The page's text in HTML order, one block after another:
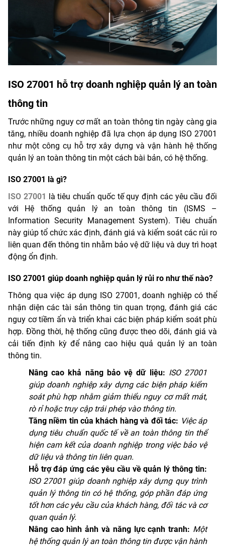
ISO 27001 hỗ trợ doanh nghiệp quản lý an toàn
thông tin
Trước những nguy cơ mất an toàn thông tin ngày càng gia
tăng, nhiều doanh nghiệp đã lựa chọn áp dụng ISO 27001
như một công cụ hỗ trợ xây dựng và vận hành hệ thống
quản lý an toàn thông tin một cách bài bản, có hệ thống.
ISO 27001 là gì?
ISO 27001
là tiêu chuẩn quốc tế quy định các yêu cầu đối
với Hệ thống quản lý an toàn thông tin (ISMS –
Information Security Management System). Tiêu chuẩn
này giúp tổ chức xác định, đánh giá và kiểm soát các rủi ro
liên quan đến thông tin nhằm bảo vệ dữ liệu và duy trì hoạt
động ổn định.
ISO 27001 giúp doanh nghiệp quản lý rủi ro như thế nào?
Thông qua việc áp dụng ISO 27001, doanh nghiệp có thể
nhận diện các tài sản thông tin quan trọng, đánh giá các
nguy cơ tiềm ẩn và triển khai các biện pháp kiểm soát phù
hợp. Đồng thời, hệ thống cũng được theo dõi, đánh giá và
cải tiến định kỳ để nâng cao hiệu quả quản lý an toàn
thông tin.
Nâng cao khả năng bảo vệ dữ liệu: ISO 27001
giúp doanh nghiệp xây dựng các biện pháp kiểm
soát phù hợp nhằm giảm thiểu nguy cơ mất mát,
rò rỉ hoặc truy cập trái phép vào thông tin.
Tăng niềm tin của khách hàng và đối tác: Việc áp
dụng tiêu chuẩn quốc tế về an toàn thông tin thể
hiện cam kết của doanh nghiệp trong việc bảo vệ
dữ liệu và thông tin liên quan.
Hỗ trợ đáp ứng các yêu cầu về quản lý thông tin:
ISO 27001 giúp doanh nghiệp xây dựng quy trình
quản lý thông tin có hệ thống, góp phần đáp ứng
tốt hơn các yêu cầu của khách hàng, đối tác và cơ
quan quản lý.
Nâng cao hình ảnh và năng lực cạnh tranh: Một
hệ thống quản lý an toàn thông tin được vận hành